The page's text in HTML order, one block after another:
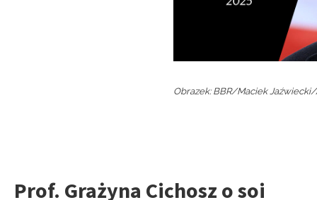
Obrazek: BBR/Maciek
Prof. Grażyna Cichosz o soi